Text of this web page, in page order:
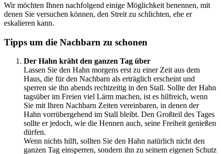
Wir möchten Ihnen nachfolgend einige Möglichkeit benennen, mit
denen Sie versuchen können, den Streit zu schlichten, ehe er
eskalieren kann.
Tipps um die Nachbarn zu schonen
Der Hahn kräht den ganzen Tag über
Lassen Sie den Hahn morgens erst zu einer Zeit aus dem
Haus, die für den Nachbarn als erträglich erscheint und
sperren sie ihn abends rechtzeitig in den Stall. Sollte der Hahn
tagsüber im Freien viel Lärm machen, ist es hilfreich, wenn
Sie mit Ihren Nachbarn Zeiten vereinbaren, in denen der
Hahn vorrübergehend im Stall bleibt. Den Großteil des Tages
sollte er jedoch, wie die Hennen auch, seine Freiheit genießen
dürfen.
Wenn nichts hilft, sollten Sie den Hahn natürlich nicht den
ganzen Tag einsperren, sondern ihn zu seinem eigenen Schutz